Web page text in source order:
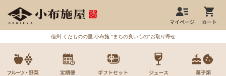
信州 くだものの里 小布施 "まちの良いもの"お取り寄せ